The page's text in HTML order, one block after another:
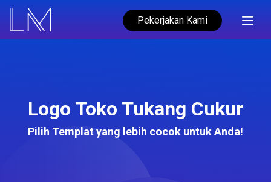
Pekerjakan Kami
Logo Toko Tukang Cukur
Pilih Templat yang lebih cocok untuk Anda!